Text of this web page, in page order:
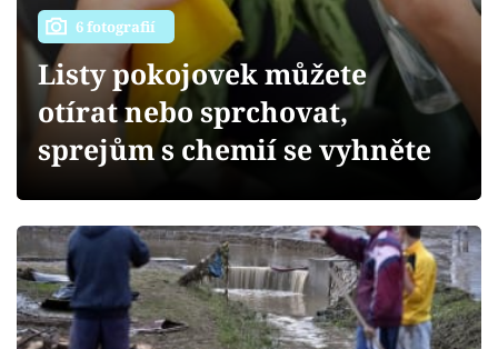
Přihlášení
Sledujte nás
6 fotografií
Listy pokojovek můžete
otírat nebo sprchovat,
sprejům s chemií se vyhněte